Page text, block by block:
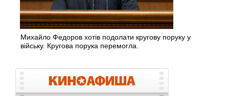
Михайло Федоров хотів подолати кругову поруку у
війську. Кругова порука перемогла.